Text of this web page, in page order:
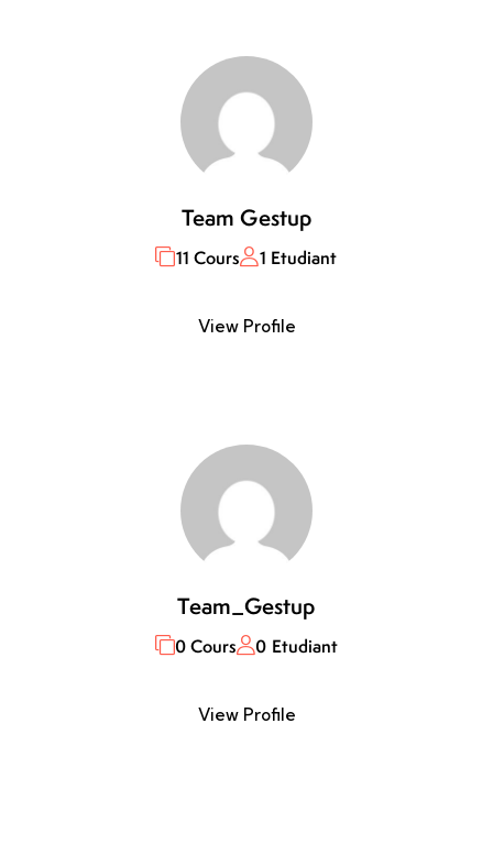
Team Gestup
11 Cours 1 Etudiant
View Profile
Team_Gestup
0 Cours 0 Etudiant
View Profile